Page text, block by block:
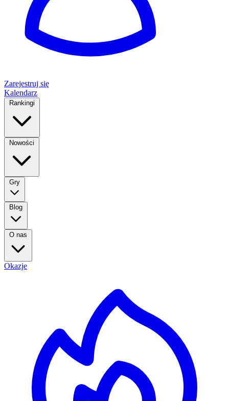
Zarejestruj się
Kalendarz
Rankingi
Nowości
Gry
Blog
O nas
Okazje